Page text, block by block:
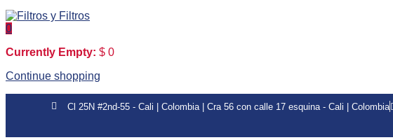
0
Currently Empty: $ 0
Continue shopping
Cl 25N #2nd-55 - Cali | Colombia | Cra 56 con calle 17 esquina - Cali | Colombia